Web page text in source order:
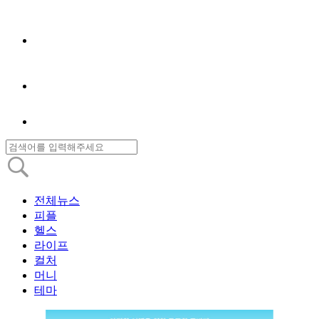
전체뉴스
피플
헬스
라이프
컬처
머니
테마